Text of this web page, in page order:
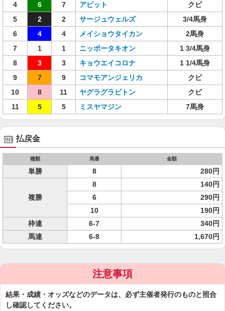
4
6 7 アピット
クビ
5
2 2 サージュウェルズ
3/4馬身
6
4 4 メイショウタイカン
2馬身
7
1 1 ニッポータキオン
1 3/4馬身
8
3 3 キョウエイコロナ
1 1/4馬身
9
7 9 コマモアンジェリカ
クビ
10
8 11 ヤグラグラビトン
クビ
11
5 5 ミスヤマジン 7馬身
払戻金
種類 馬番 金額
単勝 8 280円
複勝
8
140円
6
290円
10
190円
枠連
6-7
340円
馬連
6-8 1,670円
注意事項
結果・成績・オッズなどのデータは、必ず主催者発行のものと照合
し確認してください。